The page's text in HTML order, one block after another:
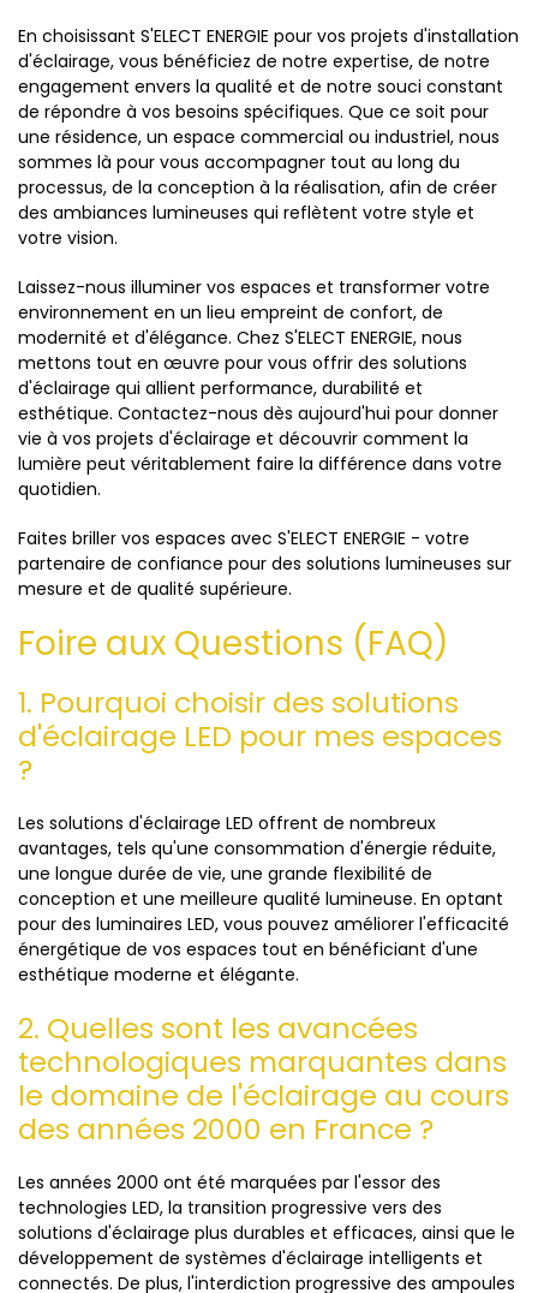
En choisissant S'ELECT ENERGIE pour vos projets d'installation
d'éclairage, vous bénéficiez de notre expertise, de notre
engagement envers la qualité et de notre souci constant
de répondre à vos besoins spécifiques. Que ce soit pour
une résidence, un espace commercial ou industriel, nous
sommes là pour vous accompagner tout au long du
processus, de la conception à la réalisation, afin de créer
des ambiances lumineuses qui reflètent votre style et
votre vision.
Laissez-nous illuminer vos espaces et transformer votre
environnement en un lieu empreint de confort, de
modernité et d'élégance. Chez S'ELECT ENERGIE, nous
mettons tout en œuvre pour vous offrir des solutions
d'éclairage qui allient performance, durabilité et
esthétique. Contactez-nous dès aujourd'hui pour donner
vie à vos projets d'éclairage et découvrir comment la
lumière peut véritablement faire la différence dans votre
quotidien.
Faites briller vos espaces avec S'ELECT ENERGIE - votre
partenaire de confiance pour des solutions lumineuses sur
mesure et de qualité supérieure.
Foire aux Questions (FAQ)
1. Pourquoi choisir des solutions
d'éclairage LED pour mes espaces
?
Les solutions d'éclairage LED offrent de nombreux
avantages, tels qu'une consommation d'énergie réduite,
une longue durée de vie, une grande flexibilité de
conception et une meilleure qualité lumineuse. En optant
pour des luminaires LED, vous pouvez améliorer l'efficacité
énergétique de vos espaces tout en bénéficiant d'une
esthétique moderne et élégante.
2. Quelles sont les avancées
technologiques marquantes dans
le domaine de l'éclairage au cours
des années 2000 en France ?
Les années 2000 ont été marquées par l'essor des
technologies LED, la transition progressive vers des
solutions d'éclairage plus durables et efficaces, ainsi que le
développement de systèmes d'éclairage intelligents et
connectés. De plus, l'interdiction progressive des ampoules